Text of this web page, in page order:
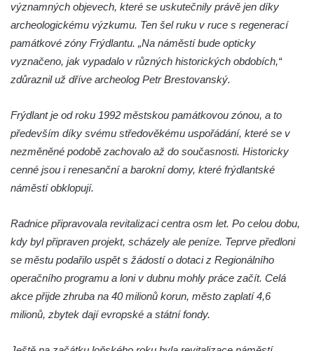
Sousoší svatého Václava, svatého Floriána
a svatého Jana Nepomuckého východně
od Mezné
Socha vodníka na trase naučné stezky v
Podstavec v zámecké zahradě v Duchcově
Sousoší dětí u obecního úřadu v Janově
Socha Andromedé u pavilonu Reinerovy
fresky v Duchcově
Socha Amfitrité u pavilonu Reinerovy fresky
Socha Flóry u pavilonu Reinerovy fresky v
Duchcově
Socha Afrodité u pavilonu Reinerovy fresky
v Duchcově
Pamětní kámen rybníka Barbory v
významných objevech, které se uskutečnily právě jen díky
archeologickému výzkumu. Ten šel ruku v ruce s regenerací
památkové zóny Frýdlantu. „Na náměstí bude opticky
vyznačeno, jak vypadalo v různých historických obdobích,“
zdůraznil už dříve archeolog Petr Brestovanský.
Frýdlant je od roku 1992 městskou památkovou zónou, a to
především díky svému středověkému uspořádání, které se v
nezměněné podobě zachovalo až do současnosti. Historicky
cenné jsou i renesanční a barokní domy, které frýdlantské
náměstí obklopují.
Radnice připravovala revitalizaci centra osm let. Po celou dobu,
kdy byl připraven projekt, scházely ale peníze. Teprve předloni
se městu podařilo uspět s žádostí o dotaci z Regionálního
operačního programu a loni v dubnu mohly práce začít. Celá
akce přijde zhruba na 40 milionů korun, město zaplatí 4,6
milionů, zbytek dají evropské a státní fondy.